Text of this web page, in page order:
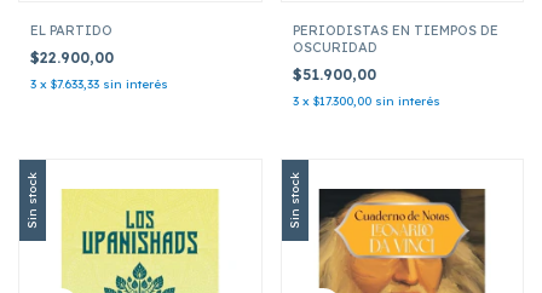
EL PARTIDO
$22.900,00
3 x $7.633,33 sin interés
PERIODISTAS EN TIEMPOS DE
OSCURIDAD
$51.900,00
3 x $17.300,00 sin interés
Sin stock Sin stock